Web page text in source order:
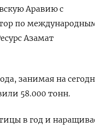
‌Аравию с
по
Азамат
занимая на
‌58.000 тонн.
в год ​и